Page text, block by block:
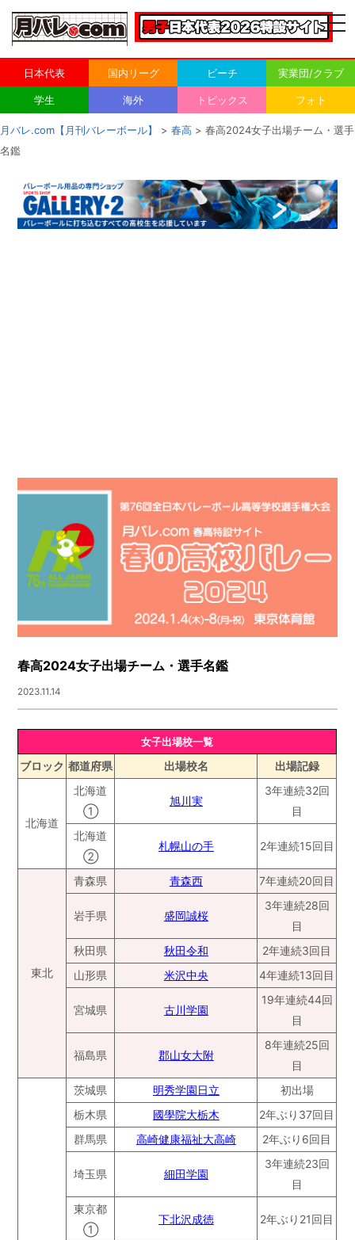
日本代表 国内リーグ ビーチ 実業団/クラブ
学生 海外 トピックス フォト
月バレ.com【月刊バレーボール】 > 春高 > 春高2024女子出場チーム・選手
名鑑
春高2024女子出場チーム・選手名鑑
2023.11.14
女子出場校一覧
ブロック 都道府県 出場校名 出場記録
北海道
北海道
①
旭川実
3年連続32回
目
北海道
②
札幌山の手 2年連続15回目
東北
青森県 青森西 7年連続20回目
岩手県 盛岡誠桜
3年連続28回
目
秋田県
秋田令和
2年連続3回目
山形県
米沢中央 4年連続13回目
宮城県 古川学園
19年連続44回
目
福島県 郡山女大附
8年連続25回
目
茨城県 明秀学園日立
初出場
栃木県
國學院大栃木
2年ぶり37回目
群馬県
高崎健康福祉大高崎 2年ぶり6回目
埼玉県 細田学園
3年連続23回
目
東京都
①
下北沢成徳 2年ぶり21回目